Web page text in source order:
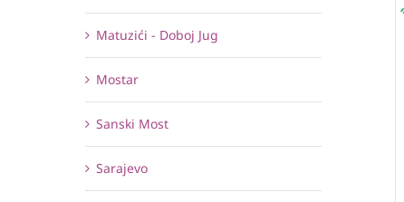
Matuzići - Doboj Jug
Mostar
Sanski Most
Sarajevo